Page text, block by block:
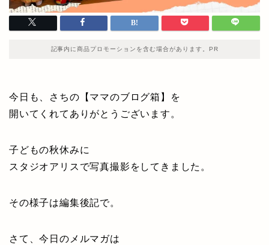
記事内に商品プロモーションを含む場合があります。PR
今日も、さちの【ママのブログ箱】を
開いてくれてありがとうございます。
子どもの秋休みに
スタジオアリスで写真撮影をしてきました。
その様子は編集後記で。
さて、今日のメルマガは